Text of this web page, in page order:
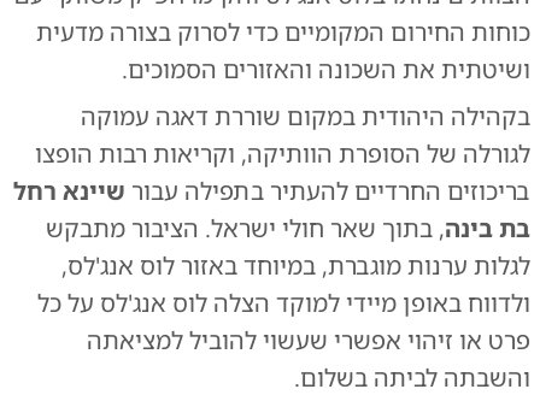
כוחות החירום המקומיים כדי לסרוק בצורה מדעית
ושיטתית את השכונה והאזורים הסמוכים.
בקהילה היהודית במקום שוררת דאגה עמוקה
לגורלה של הסופרת הוותיקה, וקריאות רבות הופצו
בריכוזים החרדיים להעתיר בתפילה עבור שיינא רחל
בת בינה, בתוך שאר חולי ישראל. הציבור מתבקש
לגלות ערנות מוגברת, במיוחד באזור לוס אנג'לס,
ולדווח באופן מיידי למוקד הצלה לוס אנג'לס על כל
פרט או זיהוי אפשרי שעשוי להוביל למציאתה
והשבתה לביתה בשלום.